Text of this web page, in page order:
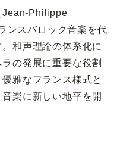
Jean-Philippe
ンスバロック音楽を代
和声理論の体系化に
の発展に重要な役割
雅なフランス様式と
楽に新しい地平を開